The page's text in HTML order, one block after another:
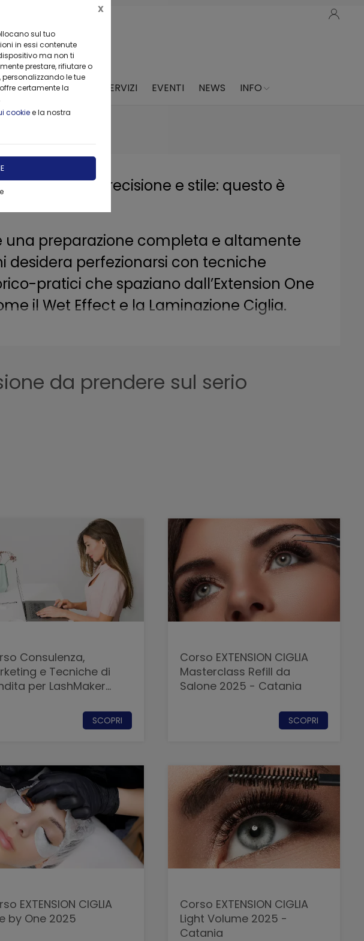
sul tuo
in essi contenute
ma non ti
prestare, rifiutare o
le tue
certamente la
cookiee la nostra
X
NOLEGGIO SERVIZI EVENTI NEWS INFO
tecnica, precisione e stile: questo è
una preparazione completa e altamente
desidera perfezionarsi con tecniche
pratici che spaziano dall’Extension One
il Wet Effect e la Laminazione Ciglia.
mercato, con un metodo collaudato che
da prendere sul serio
Consulenza,
e Tecniche di
per LashMaker
SCOPRI
Corso EXTENSION CIGLIA
Masterclass Refill da
Salone 2025 - Catania
SCOPRI
EXTENSION CIGLIA
by One 2025
Corso EXTENSION CIGLIA
Light Volume 2025 -
Catania